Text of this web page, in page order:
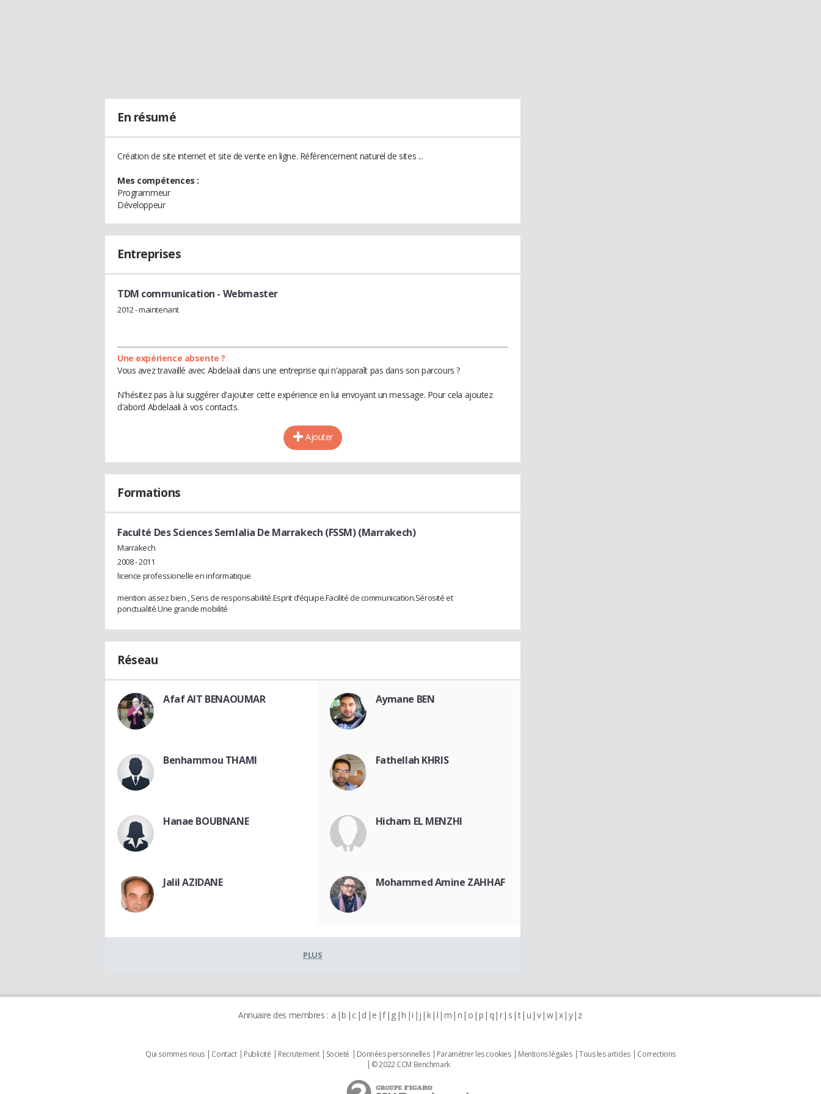
En résumé
Création de site internet et site de vente en ligne. Référencement naturel de sites ...
Mes compétences :
Programmeur
Développeur
Entreprises
TDM communication - Webmaster
2012 - maintenant
Une expérience absente ?
Vous avez travaillé avec Abdelaali dans une entreprise qui n'apparaît pas dans son parcours ?
N'hésitez pas à lui suggérer d'ajouter cette expérience en lui envoyant un message. Pour cela ajoutez
d'abord Abdelaali à vos contacts.
Ajouter
Formations
Faculté Des Sciences Semlalia De Marrakech (FSSM) (Marrakech)
Marrakech
2008 - 2011
licence professionelle en informatique
mention assez bien , Sens de responsabilité.Esprit d’équipe.Facilité de communication.Sérosité et
ponctualité.Une grande mobilité
Réseau
Afaf AIT BENAOUMAR Aymane BEN
Benhammou THAMI Fathellah KHRIS
Hanae BOUBNANE Hicham EL MENZHI
Jalil AZIDANE Mohammed Amine ZAHHAF
PLUS
Annuaire des membres : a b c d e f g h i j k l m n o p q r s t u v w x y z
Qui sommes nous Contact Publicité Recrutement Societé Données personnelles Paramétrer les cookies Mentions légales Tous les articles
Corrections
© 2022 CCM Benchmark